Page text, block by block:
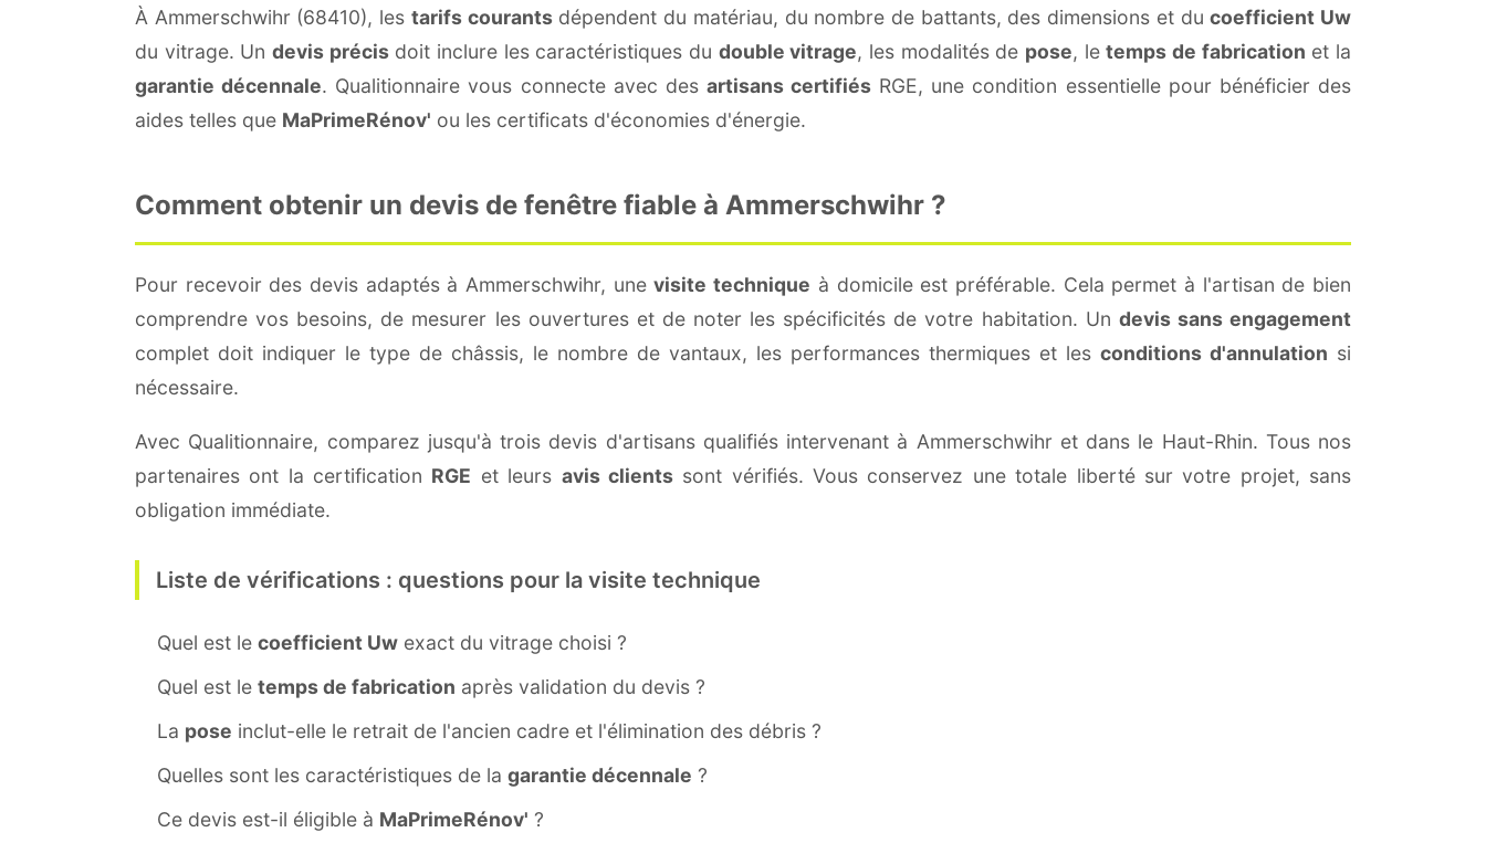
À Ammerschwihr (68410), les tarifs courantsdépendent du matériau, du nombre de battants, des dimensions et ducoefficient Uw
du vitrage. Un devis précisdoit inclure les caractéristiques du double vitrage, les modalités de pose, letemps de fabrication et la
garantie décennale. Qualitionnaire vous connecte avec des artisans certifiés RGE, une condition essentielle pour bénéficier des
aides telles que MaPrimeRénov' ou les certificats d'économies d'énergie.
Comment obtenir un devis de fenêtre fiable à Ammerschwihr ?
Pour recevoir des devis adaptés à Ammerschwihr, unevisite technique à domicile est préférable. Cela permet à l'artisan de bien
comprendre vos besoins, de mesurer les ouvertures et de noter les spécificités de votre habitation. Un devis sans engagement
complet doit indiquer le type de châssis, le nombre de vantaux, les performances thermiques et les conditions d'annulation si
nécessaire.
Avec Qualitionnaire, comparez jusqu'à trois devis d'artisans qualifiés intervenant à Ammerschwihr et dans le Haut-Rhin. Tous nos
partenaires ont la certification RGE et leurs avis clientssont vérifiés. Vous conservez une totale liberté sur votre projet, sans
obligation immédiate.
Liste de vérifications : questions pour la visite technique
Quel est le coefficient Uw exact du vitrage choisi ?
Quel est le temps de fabrication après validation du devis ?
La pose inclut-elle le retrait de l'ancien cadre et l'élimination des débris ?
Quelles sont les caractéristiques de la garantie décennale ?
Ce devis est-il éligible à MaPrimeRénov' ?